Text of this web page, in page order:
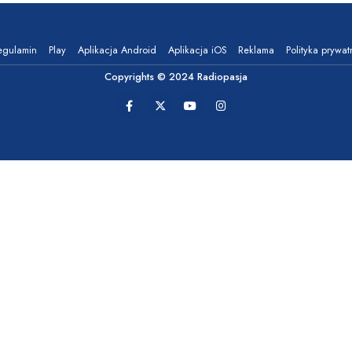
Play Aplikacja Android Aplikacja iOS Reklama
Polityka
Copyrights © 2024 Radiopasja